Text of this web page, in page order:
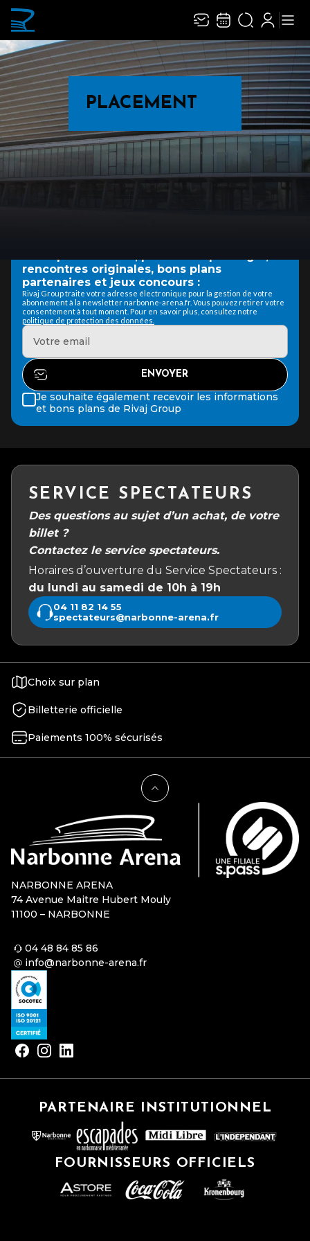
PLACEMENT
rencontres originales, bons plans
partenaires et jeux concours :
Rivaj Group traite votre adresse électronique pour la gestion de votre
abonnement à la newsletter narbonne-arena.fr. Vous pouvez retirer votre
consentement à tout moment. Pour en savoir plus, consultez notre
politique de protection des données.
Je souhaite également recevoir les informations
et bons plans de Rivaj Group
SERVICE SPECTATEURS
Des questions au sujet d’un achat, de votre
billet ?
Contactez le service spectateurs.
Horaires d’ouverture du Service Spectateurs :
du lundi au samedi de 10h à 19h
04 11 82 14 55
spectateurs@narbonne-arena.fr
Choix sur plan
Billetterie officielle
Paiements 100% sécurisés
NARBONNE ARENA
74 Avenue Maitre Hubert Mouly
11100 – NARBONNE
04 48 84 85 86
info@narbonne-arena.fr
PARTENAIRE INSTITUTIONNEL
FOURNISSEURS OFFICIELS